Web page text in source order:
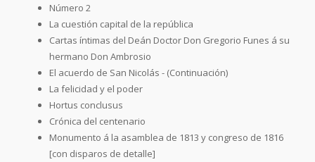
Número 2
La cuestión capital de la república
Cartas íntimas del Deán Doctor Don Gregorio Funes á su
hermano Don Ambrosio
El acuerdo de San Nicolás - (Continuación)
La felicidad y el poder
Hortus conclusus
Crónica del centenario
Monumento á la asamblea de 1813 y congreso de 1816
[con disparos de detalle]